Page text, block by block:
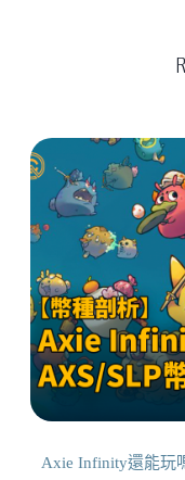
Axie Infinity還能玩